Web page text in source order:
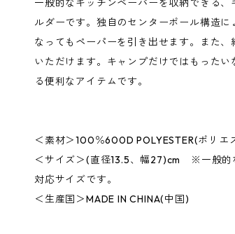
一般的なキッチンペーパーを収納できる、
ルダーです。独自のセンターポール構造に
なってもペーパーを引き出せます。また、
いただけます。キャンプだけではもったい
る便利なアイテムです。
＜素材＞100％600D POLYESTER(ポリエ
＜サイズ＞(直径13.5、幅27)cm ※一般的
対応サイズです。
＜生産国＞MADE IN CHINA(中国)